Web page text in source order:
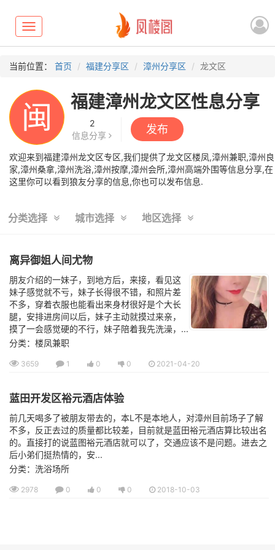
Toggle
navigation
当前位置： 首页 福建分享区 漳州分享区 龙文区
闽 福建漳州龙文区性息分享
2
信息分享
发布
欢迎来到福建漳州龙文区专区,我们提供了龙文区楼凤,漳州兼职,漳州良
家,漳州桑拿,漳州洗浴,漳州按摩,漳州会所,漳州高端外围等信息分享,在
这里你可以看到狼友分享的信息,你也可以发布信息.
分类选择 城市选择 地区选择
离异御姐人间尤物
朋友介绍的一妹子，到地方后，来接，看见这
妹子感觉就不亏，妹子长得很不错，和照片差
不多，穿着衣服也能看出来身材很好是个大长
腿，安排进房间以后，妹子主动就摸过来亲，
摸了一会感觉硬的不行，妹子陪着我先洗澡，...
分类：楼凤兼职
3659 1 0 0 2021-04-20
蓝田开发区裕元酒店体验
前几天喝多了被朋友带去的，本L不是本地人，对漳州目前场子了解
不多，反正去过的质量都比较差，目前就是蓝田裕元酒店算比较出名
的。直接打的说蓝图裕元酒店就可以了，交通应该不是问题。进去之
后小弟们挺热情的，安...
分类：洗浴场所
2978 0 0 0 2018-10-03